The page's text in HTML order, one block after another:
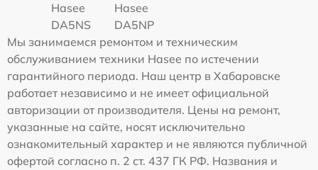
Hasee
DA5NS
Hasee
DA5NP
Мы занимаемся ремонтом и техническим
обслуживанием техники Hasee по истечении
гарантийного периода. Наш центр в Хабаровске
работает независимо и не имеет официальной
авторизации от производителя. Цены на ремонт,
указанные на сайте, носят исключительно
ознакомительный характер и не являются публичной
офертой согласно п. 2 ст. 437 ГК РФ. Названия и